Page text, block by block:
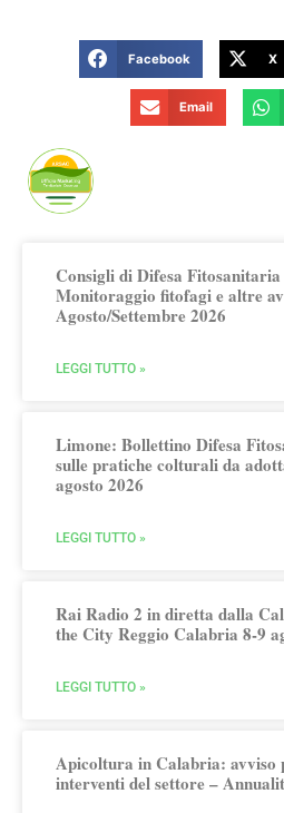
Facebook X
Email
Consigli di Difesa
Monitoraggio fitofagi e altre
Agosto/Settembre 2026
LEGGI TUTTO »
Limone: Bollettino Difesa
sulle pratiche colturali da
agosto 2026
LEGGI TUTTO »
Rai Radio 2 in diretta dalla
the City Reggio Calabria 8-9
LEGGI TUTTO »
Apicoltura in Calabria: avviso
interventi del settore –